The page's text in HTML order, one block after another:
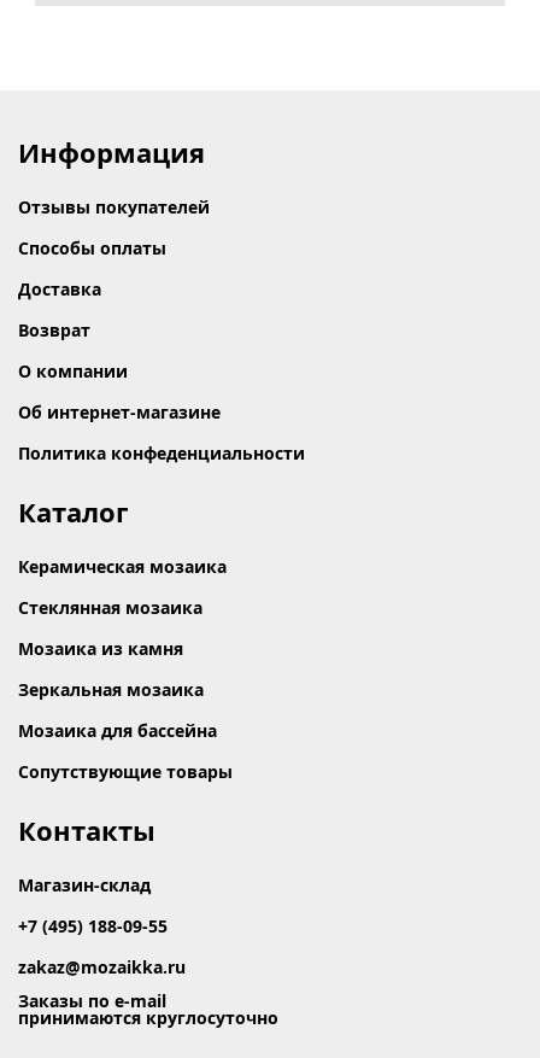
Информация
Отзывы покупателей
Способы оплаты
Доставка
Возврат
О компании
Об интернет-магазине
Политика конфеденциальности
Каталог
Керамическая мозаика
Стеклянная мозаика
Мозаика из камня
Зеркальная мозаика
Мозаика для бассейна
Сопутствующие товары
Контакты
Магазин-склад
+7 (495) 188-09-55
zakaz@mozaikka.ru
Заказы по e-mail
принимаются круглосуточно